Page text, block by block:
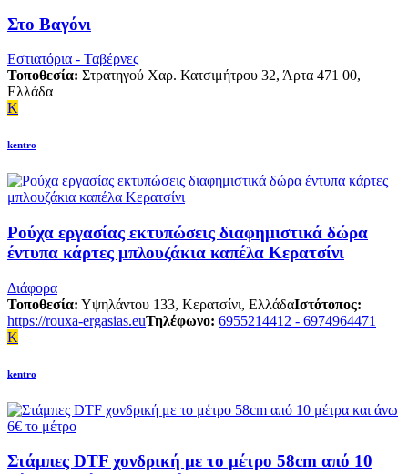
Στο Βαγόνι
Εστιατόρια - Ταβέρνες
Τοποθεσία: Στρατηγού Χαρ. Κατσιμήτρου 32, Άρτα 471 00,
Ελλάδα
K
kentro
Ρούχα εργασίας εκτυπώσεις διαφημιστικά δώρα
έντυπα κάρτες μπλουζάκια καπέλα Κερατσίνι
Διάφορα
Τοποθεσία: Υψηλάντου 133, Κερατσίνι, ΕλλάδαΙστότοπος:
https://rouxa-ergasias.euΤηλέφωνο: 6955214412 - 6974964471
K
kentro
Στάμπες DTF χονδρική με το μέτρο 58cm από 10